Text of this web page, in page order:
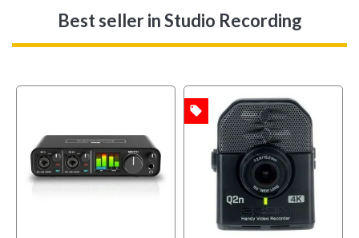
Best sellerin Studio Recording
local_offer OFFERTA